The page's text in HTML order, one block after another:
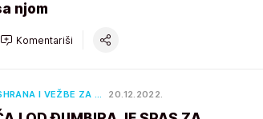
njom
Komentariši
I VEŽBE ZA … 20.12.2022.